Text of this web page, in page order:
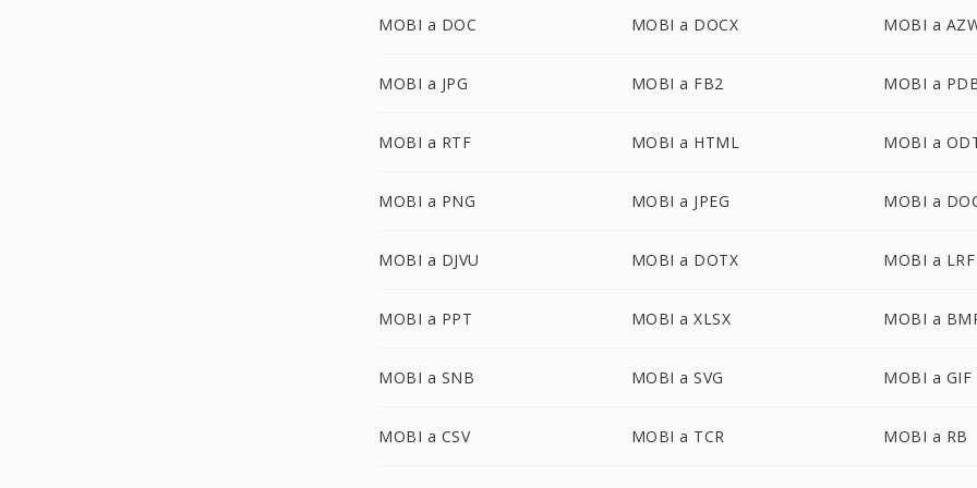
MOBI a DOC MOBI a DOCX MOBI a
MOBI a JPG MOBI a FB2 MOBI a
MOBI a RTF MOBI a HTML MOBI a
MOBI a PNG MOBI a JPEG MOBI a
MOBI a DJVU MOBI a DOTX MOBI a LRF
MOBI a PPT MOBI a XLSX MOBI a
MOBI a SNB MOBI a SVG MOBI a GIF
MOBI a CSV MOBI a TCR MOBI a RB